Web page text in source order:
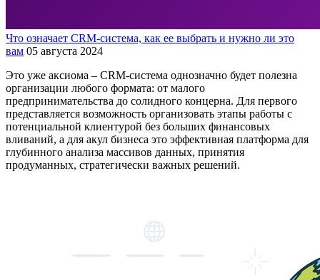
Что означает CRM-система, как ее выбрать и нужно ли это
вам 05 августа 2024
Это уже аксиома – CRM-система однозначно будет полезна
организации любого формата: от малого
предпринимательства до солидного концерна. Для первого
представляется возможность организовать этапы работы с
потенциальной клиентурой без больших финансовых
вливаний, а для акул бизнеса это эффективная платформа для
глубинного анализа массивов данных, принятия
продуманных, стратегически важных решений.